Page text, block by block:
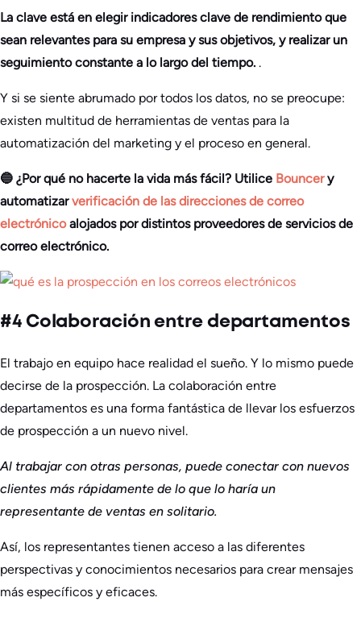
La clave está en elegir indicadores clave de rendimiento que
sean relevantes para su empresa y sus objetivos, y realizar un
seguimiento constante a lo largo del tiempo. .
Y si se siente abrumado por todos los datos, no se preocupe:
existen multitud de herramientas de ventas para la
automatización del marketing y el proceso en general.
🔵 ¿Por qué no hacerte la vida más fácil? Utilice Bouncery
automatizarverificación de las direcciones de correo
electrónicoalojados por distintos proveedores de servicios de
correo electrónico.
#4 Colaboración entre departamentos
El trabajo en equipo hace realidad el sueño. Y lo mismo puede
decirse de la prospección. La colaboración entre
departamentos es una forma fantástica de llevar los esfuerzos
de prospección a un nuevo nivel.
Al trabajar con otras personas, puede conectar con nuevos
clientes más rápidamente de lo que lo haría un
representante de ventas en solitario.
Así, los representantes tienen acceso a las diferentes
perspectivas y conocimientos necesarios para crear mensajes
más específicos y eficaces.